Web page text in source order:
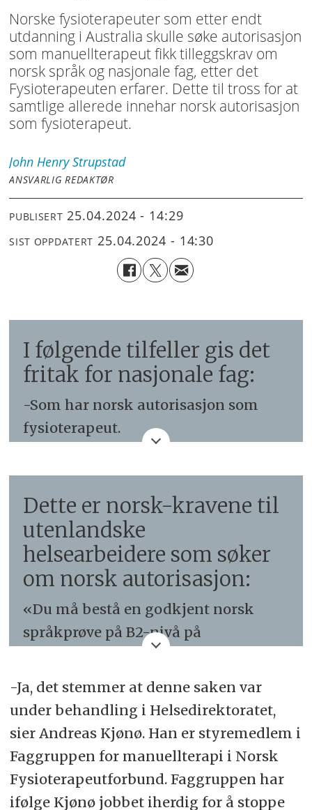
Norske fysioterapeuter som etter endt
utdanning i Australia skulle søke autorisasjon
som manuellterapeut fikk tilleggskrav om
norsk språk og nasjonale fag, etter det
Fysioterapeuten erfarer. Dette til tross for at
samtlige allerede innehar norsk autorisasjon
som fysioterapeut.
John Henry Strupstad
ANSVARLIG REDAKTØR
PUBLISERT 25.04.2024 - 14:29
SIST OPPDATERT 25.04.2024 - 14:30
I følgende tilfeller gis det
fritak for nasjonale fag:
-Som har norsk autorisasjon som
fysioterapeut.
- Som har gjennomført
kvalifiseringstiltak ved Universitetet
i Bergen, herunder veiledet praksis i
ett år og praktisk prøve, samt
tilhørende kurs (kurs i trygdefaglige
emner for kiropraktorer og
differensialdiagnostikk og
laboratorieprøver for
manuellterapeuter ved UiB og kurs i
radiologi for manuellterapeuter ved
UiB kan fritas fra tilleggskrav om å
gjennomføre kurs i nasjonale fag, jf.
Dette er norsk-kravene til
utenlandske
helsearbeidere som søker
om norsk autorisasjon:
«Du må bestå en godkjent norsk
språkprøve på B2-nivå på
(CEFR) for å oppnå autorisasjon i
Norge. Godkjente språkprøver som
kan måle språkferdigheter på B2-
nivå er «Test i norsk – høyere nivå»,
også kalt Bergenstesten (bestått både
muntlig og skriftlig), og norskprøven
-Ja, det stemmer at denne saken var
under behandling i Helsedirektoratet,
sier Andreas Kjønø. Han er styremedlem i
Faggruppen for manuellterapi i Norsk
Fysioterapeutforbund. Faggruppen har
ifølge Kjønø jobbet iherdig for å stoppe